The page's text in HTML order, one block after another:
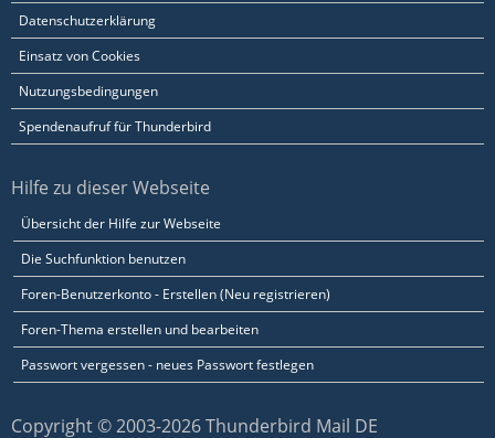
Datenschutzerklärung
Einsatz von Cookies
Nutzungsbedingungen
Spendenaufruf für Thunderbird
Hilfe zu dieser Webseite
Übersicht der Hilfe zur Webseite
Die Suchfunktion benutzen
Foren-Benutzerkonto - Erstellen (Neu registrieren)
Foren-Thema erstellen und bearbeiten
Passwort vergessen - neues Passwort festlegen
Copyright © 2003-2026 Thunderbird Mail DE